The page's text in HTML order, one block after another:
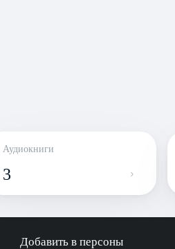
Аудиокниги
3
Добавить в персоны